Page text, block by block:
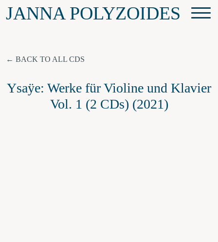
JANNA POLYZOIDES
BACK TO ALL CDS
Ysaÿe: Werke für Violine und Klavier
Vol. 1 (2 CDs) (2021)